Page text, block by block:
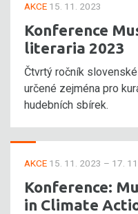
AKCE 15. 11. 2023
Konference
literaria 2023
Čtvrtý ročník
určené zejména pro
hudebních sbírek.
AKCE 15. 11. 2023 – 17.
Konference:
in Climate